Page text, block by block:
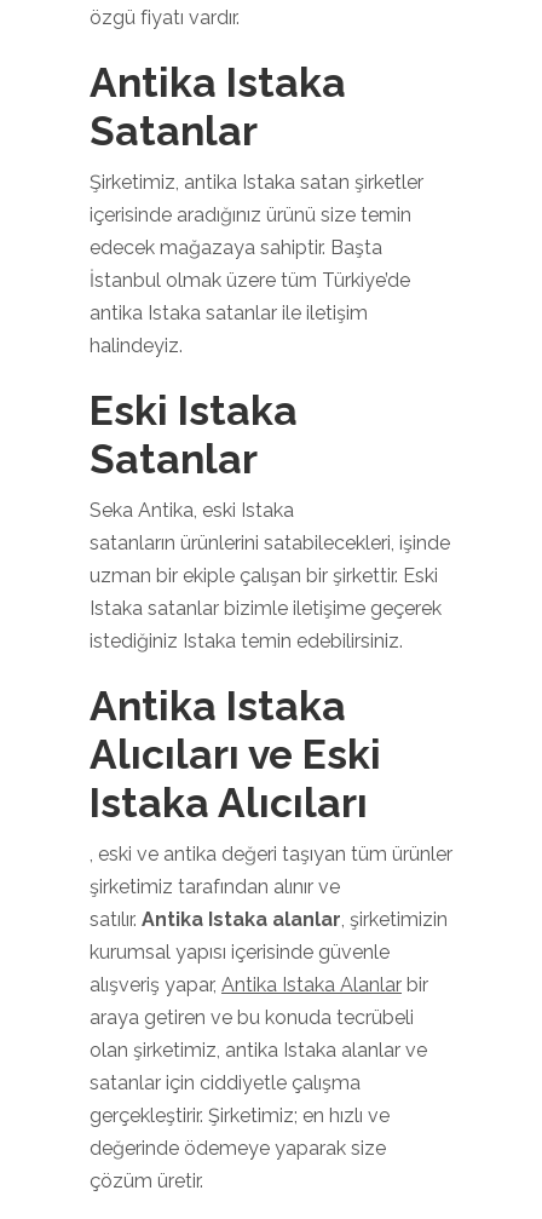
özgü fiyatı vardır.
Antika Istaka
Satanlar
Şirketimiz, antika Istaka satan şirketler
içerisinde aradığınız ürünü size temin
edecek mağazaya sahiptir. Başta
İstanbul olmak üzere tüm Türkiye’de
antika Istaka satanlar ile iletişim
halindeyiz.
Eski Istaka
Satanlar
Seka Antika, eski Istaka
satanların ürünlerini satabilecekleri, işinde
uzman bir ekiple çalışan bir şirkettir. Eski
Istaka satanlar bizimle iletişime geçerek
istediğiniz Istaka temin edebilirsiniz.
Antika Istaka
Alıcıları ve Eski
Istaka Alıcıları
, eski ve antika değeri taşıyan tüm ürünler
şirketimiz tarafından alınır ve
satılır. Antika Istaka alanlar, şirketimizin
kurumsal yapısı içerisinde güvenle
alışveriş yapar, Antika Istaka Alanlar bir
araya getiren ve bu konuda tecrübeli
olan şirketimiz, antika Istaka alanlar ve
satanlar için ciddiyetle çalışma
gerçekleştirir. Şirketimiz; en hızlı ve
değerinde ödemeye yaparak size
çözüm üretir.